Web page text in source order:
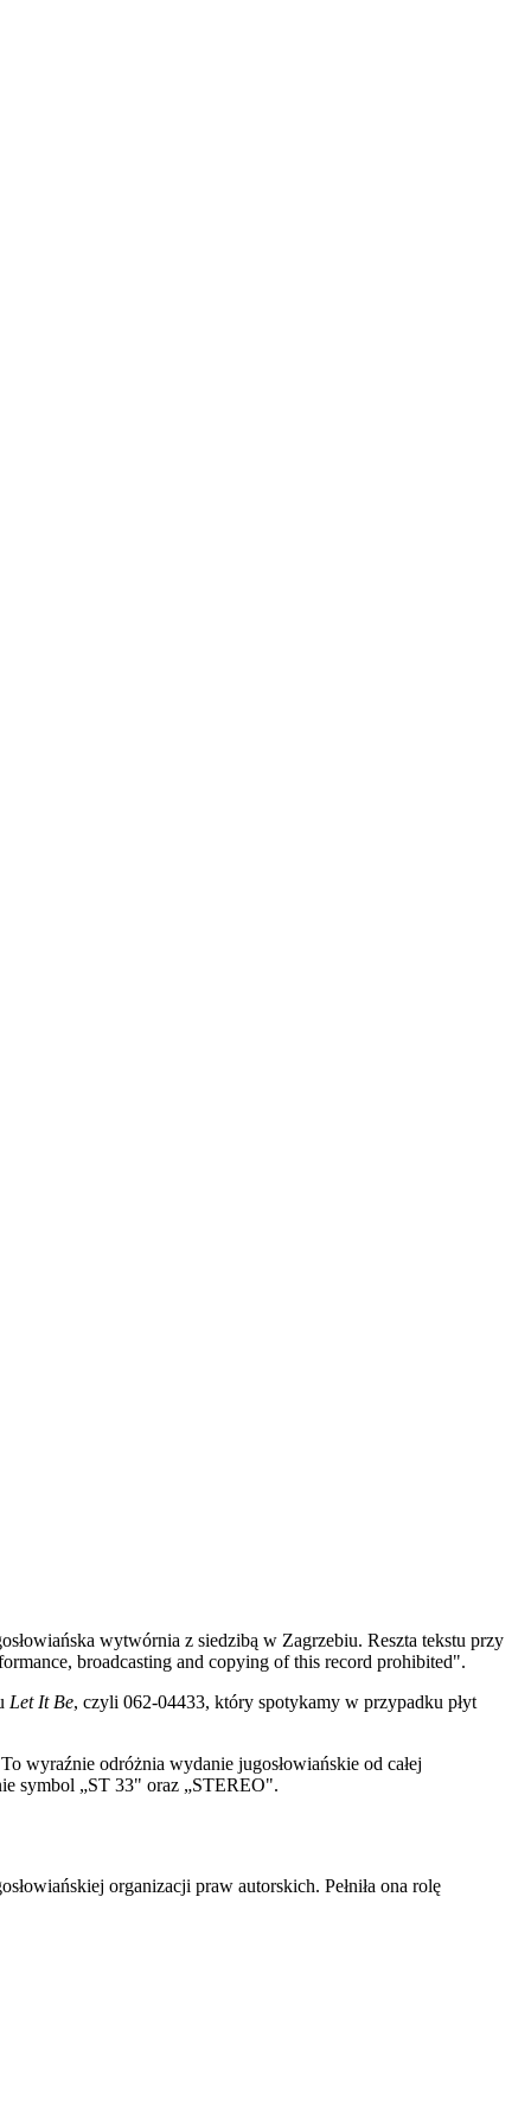
wytwórnia z siedzibą w Zagrzebiu. Reszta tekstu przy
broadcasting and copying of this record prohibited".
Let It Be, czyli 062-04433, który spotykamy w przypadku płyt
wyraźnie odróżnia wydanie jugosłowiańskie od całej
symbol „ST 33" oraz „STEREO".
organizacji praw autorskich. Pełniła ona rolę